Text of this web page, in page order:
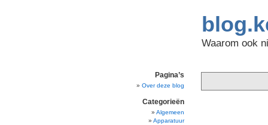
Waarom ook
Pagina’s
Over deze blog
Categorieën
Algemeen
Apparatuur